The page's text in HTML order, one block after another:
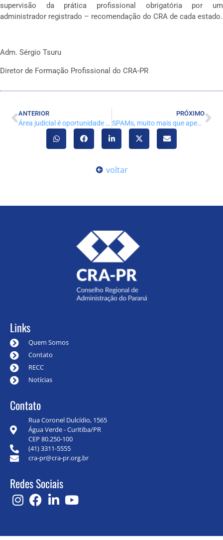
supervisão da prática profissional obrigatória por um
administrador registrado – recomendação do CRA de cada estado.
Adm. Sérgio Tsuru
Diretor de Formação Profissional do CRA-PR
ANTERIOR
Área judicial é oportunidade de atuação para profissionais de Administração
PRÓXIMO
SPAMs, muito mais que apenas propagandas
voltar
Links
Quem Somos
Contato
RECC
Notícias
Contato
Rua Coronel Dulcídio, 1565
Água Verde - Curitiba/PR
CEP 80.250-100
(41) 3311-5555
cra-pr@cra-pr.org.br
Redes Sociais